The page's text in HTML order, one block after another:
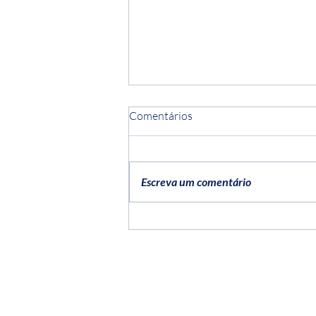
Vinícolas perto de Lisboa
Comentários
Escreva um comentário